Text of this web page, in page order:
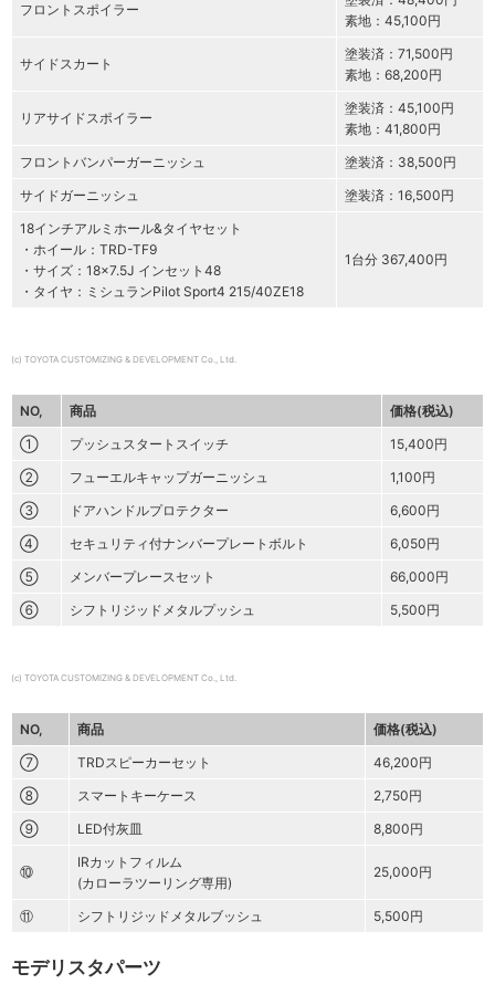
フロントスポイラー
素地：45,100円
サイドスカート
塗装済：71,500円
素地：68,200円
リアサイドスポイラー
塗装済：45,100円
素地：41,800円
フロントバンパーガーニッシュ
塗装済：38,500円
サイドガーニッシュ
塗装済：16,500円
18インチアルミホール&タイヤセット
・ホイール：TRD-TF9
・サイズ：18×7.5J インセット48
・タイヤ：ミシュランPilot Sport4 215/40ZE18
1台分 367,400円
(c) TOYOTA CUSTOMIZING & DEVELOPMENT Co., Ltd.
NO, 商品
価格(税込)
①
プッシュスタートスイッチ
15,400円
②
フューエルキャップガーニッシュ
1,100円
③
ドアハンドルプロテクター
6,600円
④
セキュリティ付ナンバープレートボルト
6,050円
⑤
メンバープレースセット
66,000円
⑥
シフトリジッドメタルプッシュ 5,500円
(c) TOYOTA CUSTOMIZING & DEVELOPMENT Co., Ltd.
NO, 商品
価格(税込)
⑦
TRDスピーカーセット
46,200円
⑧
スマートキーケース
2,750円
⑨
LED付灰皿 8,800円
⑩
IRカットフィルム
(カローラツーリング専用)
25,000円
⑪ シフトリジッドメタルブッシュ 5,500円
モデリスタパーツ